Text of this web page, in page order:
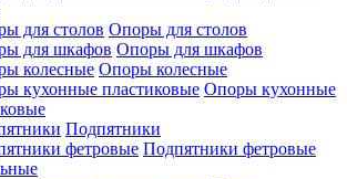
Опоры для столов
Опоры для шкафов
Опоры колесные
Опоры кухонные
Подпятники
Подпятники фетровые